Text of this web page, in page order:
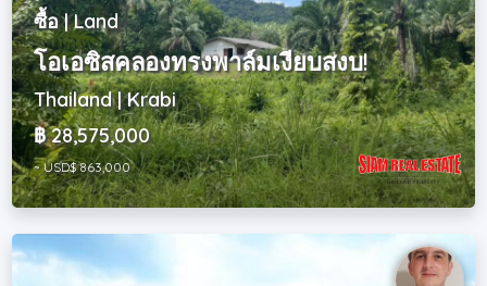
ซื้อ | Land
โอเอซิสคลองทรงพาล์มเงียบสงบ!
Thailand | Krabi
฿ 28,575,000
~ USD$ 863,000